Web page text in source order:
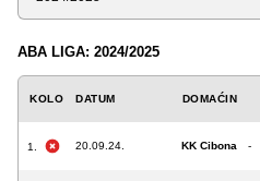
ABA LIGA: 2024/2025
KOLO DATUM DOMAĆIN
1. 20.09.24. KK Cibona -